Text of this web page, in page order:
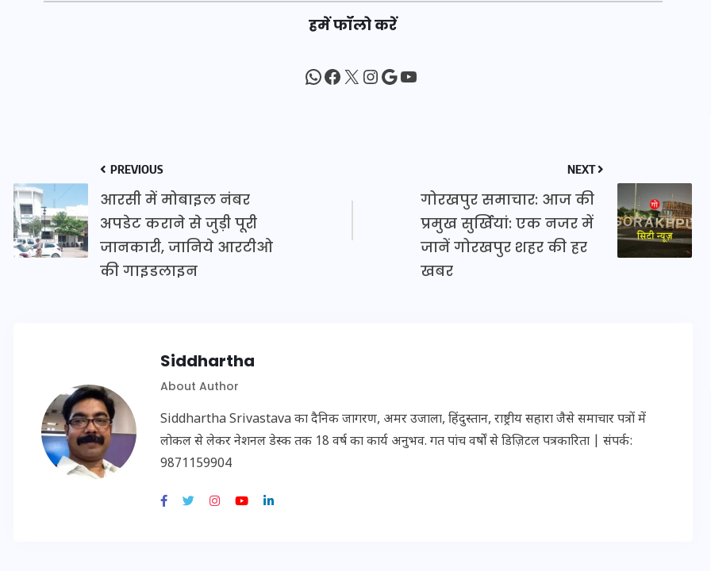
हमें फॉलो करें
WhatsApp
Facebook
X Instagram
Google
YouTube
PREVIOUS
आरसी में मोबाइल नंबर
अपडेट कराने से जुड़ी पूरी
जानकारी, जानिये आरटीओ
की गाइडलाइन
NEXT
गोरखपुर समाचार: आज की
प्रमुख सुर्खियां: एक नजर में
जानें गोरखपुर शहर की हर
खबर
Siddhartha
About Author
Siddhartha Srivastava का दैनिक जागरण, अमर उजाला, हिंदुस्तान, राष्ट्रीय सहारा जैसे समाचार पत्रों में
लोकल से लेकर नेशनल डेस्क तक 18 वर्ष का कार्य अनुभव. गत पांच वर्षों से डिज़िटल पत्रकारिता | संपर्क:
9871159904
इस सप्ताह का राशिफल: जानिए
24 अगस्त 2025
इस सप्ताह का राशिफल: जानिए